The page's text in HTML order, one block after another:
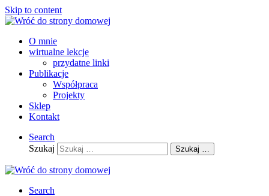
Skip to content
O mnie
wirtualne lekcje
przydatne linki
Publikacje
Współpraca
Projekty
Sklep
Kontakt
Search
Szukaj
Szukaj …
Search